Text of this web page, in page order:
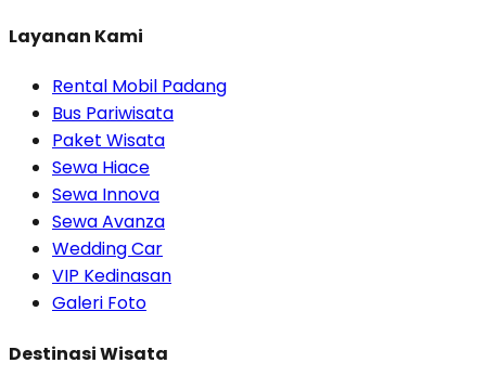
Layanan Kami
Rental Mobil Padang
Bus Pariwisata
Paket Wisata
Sewa Hiace
Sewa Innova
Sewa Avanza
Wedding Car
VIP Kedinasan
Galeri Foto
Destinasi Wisata